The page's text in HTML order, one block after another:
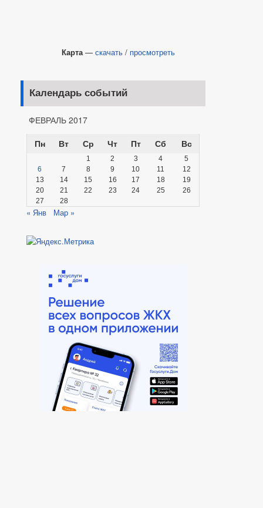
Карта — скачать / просмотреть
Календарь событий
ФЕВРАЛЬ 2017
Пн
Вт Ср Чт Пт Сб Вс
1 2 3 4
5
6
7 8 9 10 11
12
13
14 15 16 17 18
19
20
21 22 23 24 25
26
27
28
« Янв Мар »